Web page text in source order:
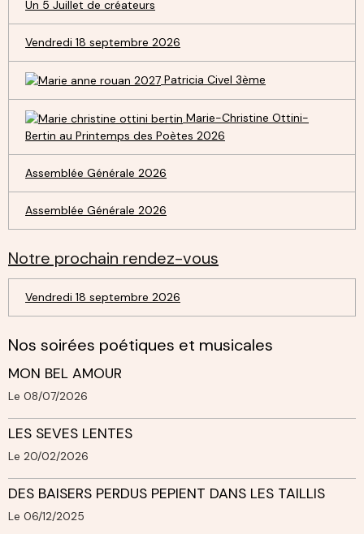
Un 5 Juillet de créateurs
Vendredi 18 septembre 2026
Patricia Civel 3ème
Marie-Christine Ottini-
Bertin au Printemps des Poètes 2026
Assemblée Générale 2026
Assemblée Générale 2026
Notre prochain rendez-vous
Vendredi 18 septembre 2026
Nos soirées poétiques et musicales
MON BEL AMOUR
Le 08/07/2026
LES SEVES LENTES
Le 20/02/2026
DES BAISERS PERDUS PEPIENT DANS LES TAILLIS
Le 06/12/2025